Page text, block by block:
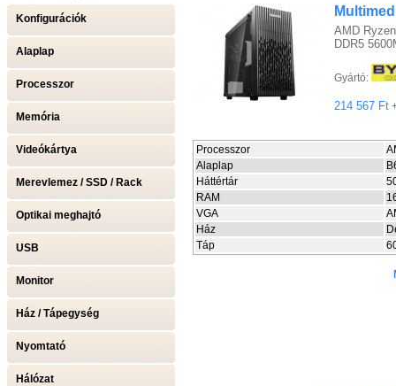
Konfigurációk
Alaplap
Processzor
Memória
Videókártya
Merevlemez / SSD / Rack
Optikai meghajtó
USB
Monitor
Ház / Tápegység
Nyomtató
Hálózat
AMD
DDR5
Gyártó:
214 567 Ft
Processzor
Alaplap
Háttértár
RAM
VGA
Ház
Táp